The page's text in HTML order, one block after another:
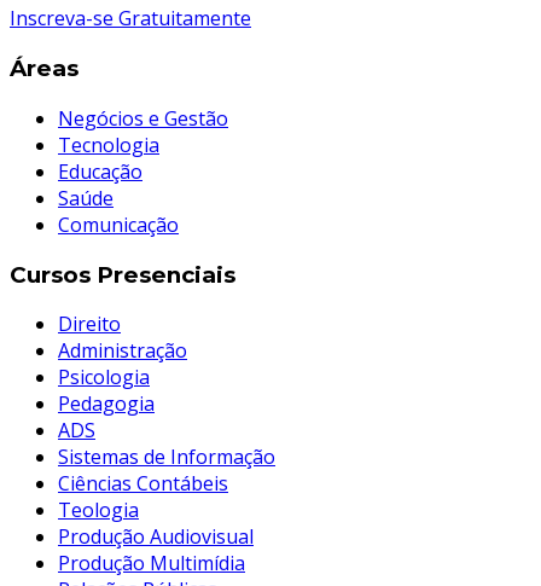
Inscreva-se Gratuitamente
Áreas
Negócios e Gestão
Tecnologia
Educação
Saúde
Comunicação
Cursos Presenciais
Direito
Administração
Psicologia
Pedagogia
ADS
Sistemas de Informação
Ciências Contábeis
Teologia
Produção Audiovisual
Produção Multimídia